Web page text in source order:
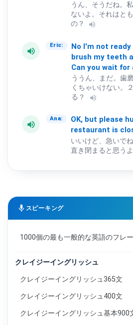
うん、そうだね。
ないよ。それはと
の？
volume_up
volume_up
Eric: No I'm not ready
brush my teeth
Can you wait for
ううん、まだ。歯
くちゃいけない。
る？
volume_up
volume_up
Ana: OK, but please
restaurant is
いいけど、急いで
直き閉まると思うよ
mic スピーキング
1000個の最も一般的な英語のフレ
クレイジーイングリッシュ
クレイジーイングリッシュ365文
クレイジーイングリッシュ400文
クレイジーイングリッシュ基本900